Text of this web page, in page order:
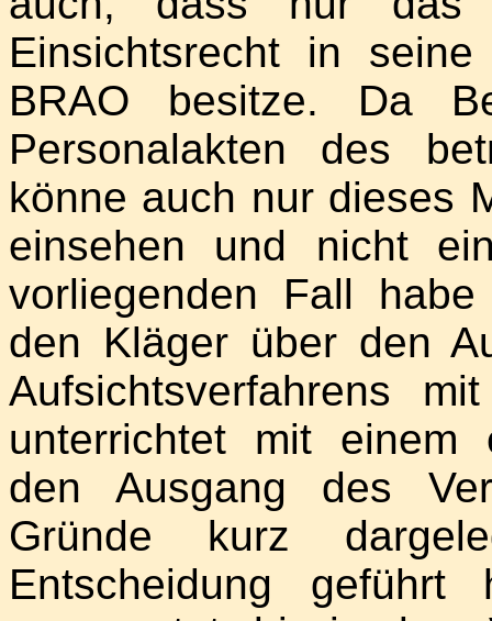
Einsichtsrecht in
BRAO besitze. Da
Personalakten des
könne auch nur dieses
einsehen und nicht
vorliegenden Fall
den Kläger über den
Aufsichtsverfahrens
unterrichtet mit einem
den Ausgang des
Gründe kurz
Entscheidung